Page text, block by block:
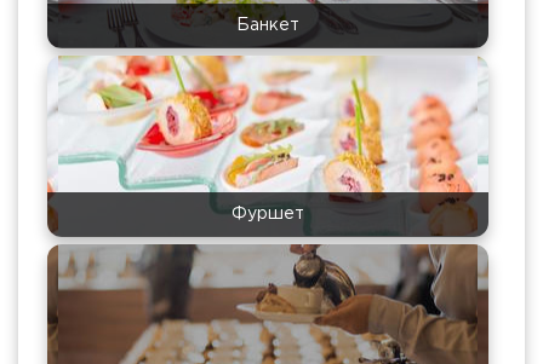
Банкет
Фуршет